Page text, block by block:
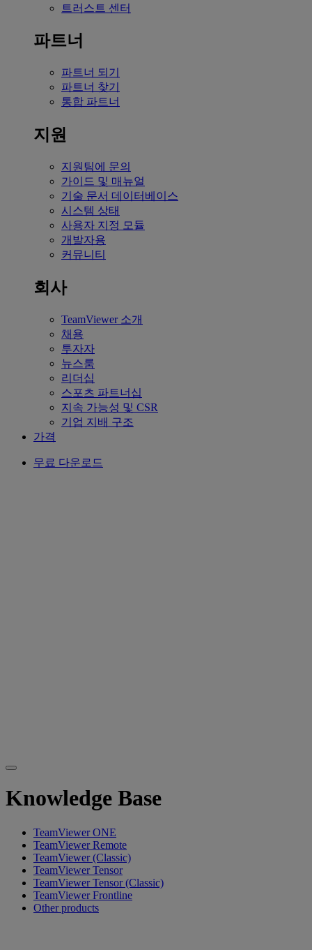
트러스트 센터
파트너
파트너 되기
파트너 찾기
통합 파트너
지원
지원팀에 문의
가이드 및 매뉴얼
기술 문서 데이터베이스
시스템 상태
사용자 지정 모듈
개발자용
커뮤니티
회사
TeamViewer 소개
채용
투자자
뉴스룸
리더십
스포츠 파트너십
지속 가능성 및 CSR
기업 지배 구조
가격
무료 다운로드
Knowledge Base
TeamViewer ONE
TeamViewer Remote
TeamViewer (Classic)
TeamViewer Tensor
TeamViewer Tensor (Classic)
TeamViewer Frontline
Other products